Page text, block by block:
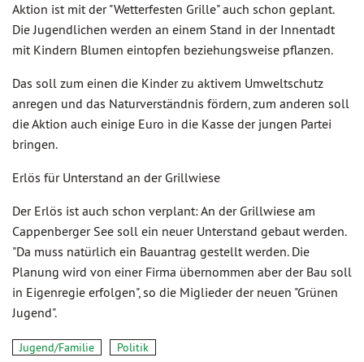
Aktion ist mit der "Wetterfesten Grille" auch schon geplant.
Die Jugendlichen werden an einem Stand in der Innentadt
mit Kindern Blumen eintopfen beziehungsweise pflanzen.
Das soll zum einen die Kinder zu aktivem Umweltschutz
anregen und das Naturverständnis fördern, zum anderen soll
die Aktion auch einige Euro in die Kasse der jungen Partei
bringen.
Erlös für Unterstand an der Grillwiese
Der Erlös ist auch schon verplant: An der Grillwiese am
Cappenberger See soll ein neuer Unterstand gebaut werden.
"Da muss natürlich ein Bauantrag gestellt werden. Die
Planung wird von einer Firma übernommen aber der Bau soll
in Eigenregie erfolgen", so die Miglieder der neuen "Grünen
Jugend".
Jugend/Familie Politik